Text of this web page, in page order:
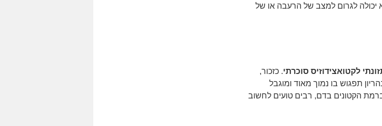
יכולה לגרום למצב של הרעבה או של
לקטואצידוזיס סוכרתי. כזכור,
תפגוש בו נמוך מאוד ומוגבל
הקטונים בדם, רבים טועים לחשוב